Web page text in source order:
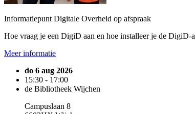
Informatiepunt Digitale Overheid op afspraak
Hoe vraag je een DigiD aan en hoe installeer je de
Meer informatie
do 6 aug 2026
15:30 - 17:00
de Bibliotheek Wijchen
Campuslaan 8